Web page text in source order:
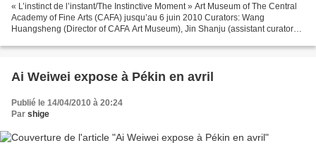
« L’instinct de l’instant/The Instinctive Moment » Art Museum of The Central
Academy of Fine Arts (CAFA) jusqu’au 6 juin 2010 Curators: Wang
Huangsheng (Director of CAFA Art Museum), Jin Shanju (assistant curator
Ai Weiwei expose à Pékin en avril
Publié le 14/04/2010 à 20:24
Par shige